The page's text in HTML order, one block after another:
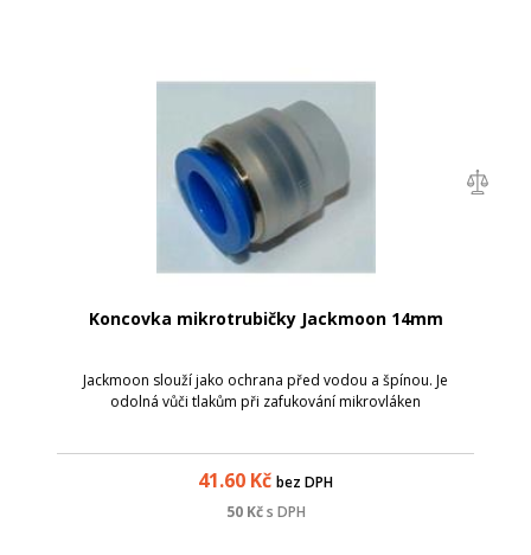
Koncovka mikrotrubičky Jackmoon 14mm
Jackmoon slouží jako ochrana před vodou a špínou. Je
odolná vůči tlakům při zafukování mikrovláken
41.60 Kč bez DPH
50Kč s DPH